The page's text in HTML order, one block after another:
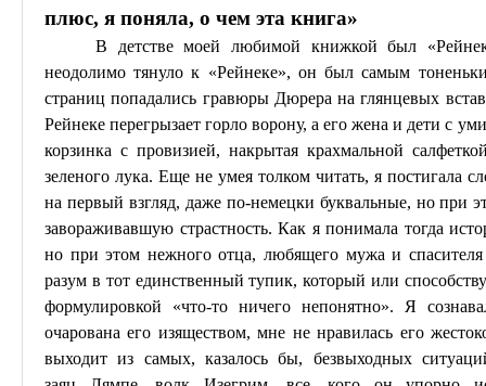
плюс, я поняла, о чем эта книга»
В детстве моей любимой книжкой был
неодолимо тянуло к «Рейнеке», он был самым
страниц попадались гравюры Дюрера на глянцевых
Рейнеке перегрызает горло ворону, а его жена и дети с
корзинка с провизией, накрытая крахмальной
зеленого лука. Еще не умея толком читать, я постигала
на первый взгляд, даже по-немецки буквальные, но при
завораживавшую страстность. Как я понимала тогда
но при этом нежного отца, любящего мужа и спасителя
разум в тот единственный тупик, который или
формулировкой «что-то ничего непонятно». Я
очарована его изяществом, мне не нравилась его
выходит из самых, казалось бы, безвыходных